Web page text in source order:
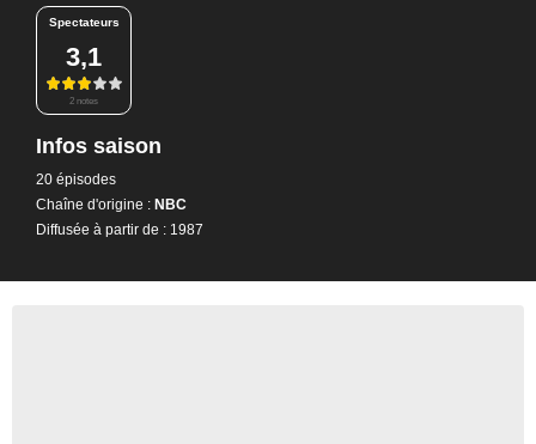
Spectateurs
3,1
2 notes
Infos saison
20 épisodes
Chaîne d'origine : NBC
Diffusée à partir de : 1987